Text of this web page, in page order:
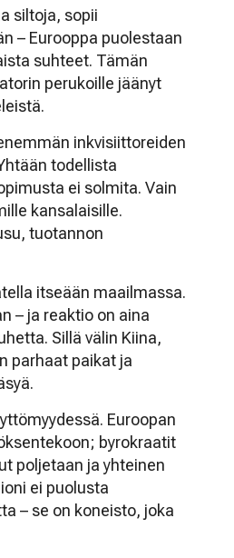
siltoja, sopii
– Eurooppa puolestaan
suhteet. Tämän
perukoille jäänyt
inkvisiittoreiden
todellista
ei solmita. Vain
kansalaisille.
tuotannon
itseään maailmassa.
– ja reaktio on aina
Sillä välin Kiina,
parhaat paikat ja
Euroopan
byrokraatit
poljetaan ja yhteinen
ei puolusta
– se on koneisto, joka